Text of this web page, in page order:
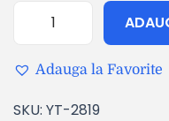
Adauga la Favorite
SKU: YT-2819